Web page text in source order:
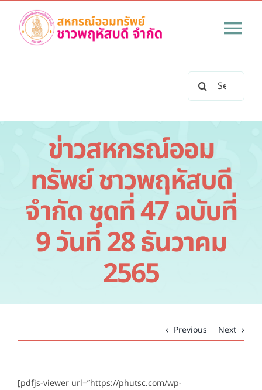
content
ข่าวสารทั้งหมด
บริการสหกรณ์
ระเบียบข้อบังคับสหกรณ์
ติดต่อเรา
for:
ข่าวสหกรณ์ออม
ทรัพย์ ชาวพฤหัสบดี
จำกัด ชุดที่ 47 ฉบับที่
9 วันที่ 28 ธันวาคม
2565
Previous Next
[pdfjs-viewer url=”https://phutsc.com/wp-